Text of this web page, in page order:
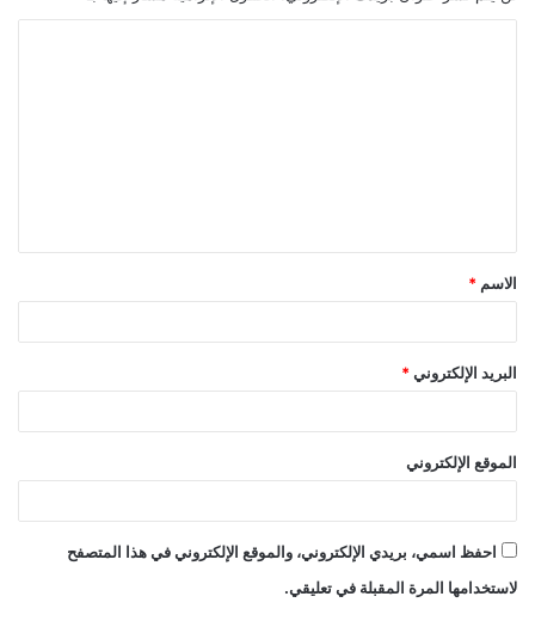
ق
*
الاسم *
البريد الإلكتروني *
الموقع الإلكتروني
احفظ اسمي، بريدي الإلكتروني، والموقع الإلكتروني في هذا المتصفح
لاستخدامها المرة المقبلة في تعليقي.